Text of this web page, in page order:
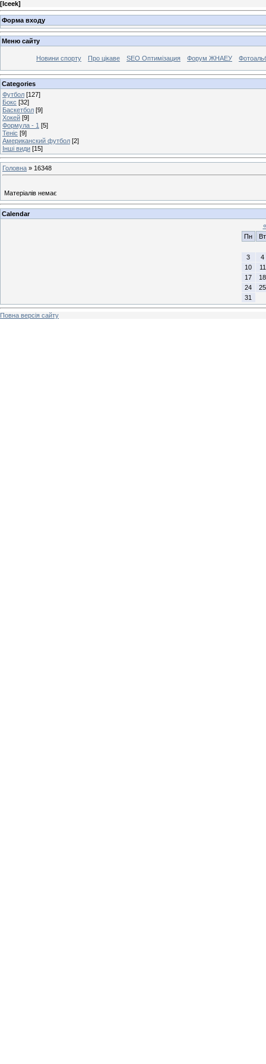
[Iceek]
Форма входу
Меню сайту
Новини спорту Про цікаве SEO Оптимізация Форум ЖНАЕУ
Categories
Футбол [127]
Бокс [32]
Баскетбол [9]
Хокей [9]
Формула - 1 [5]
Теніс [9]
Американский футбол [2]
Інші види [15]
Головна » 16348
Матеріалів немає
Calendar
«
Пн
Вт
3
4
10
11
17
18
24
25
31
Повна версія сайту